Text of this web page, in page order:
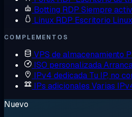
Botting RDP Siempre
Linux RDP Escritorio
COMPLEMENTOS
VPS de almacenamiento
ISO personalizada
IPv4 dedicada Tu IP, no
IPs adicionales Varias
Nuevo